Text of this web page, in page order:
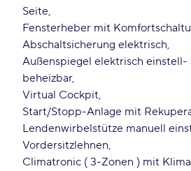
Seite
Fensterheber mit
Abschaltsicherung elektrisch
Außenspiegel elektrisch einstell-
beheizbar
Virtual Cockpit
Start/Stopp-Anlage mit
Lendenwirbelstütze manuell
Vordersitzlehnen
Climatronic ( 3-Zonen ) mit